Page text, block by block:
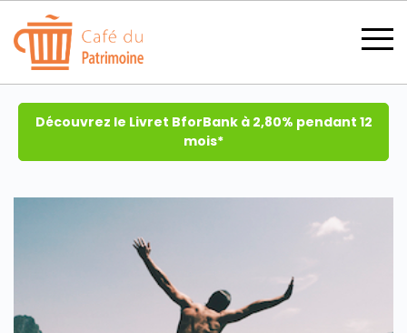
Découvrez le Livret BforBank à 2,80% pendant 12
mois*